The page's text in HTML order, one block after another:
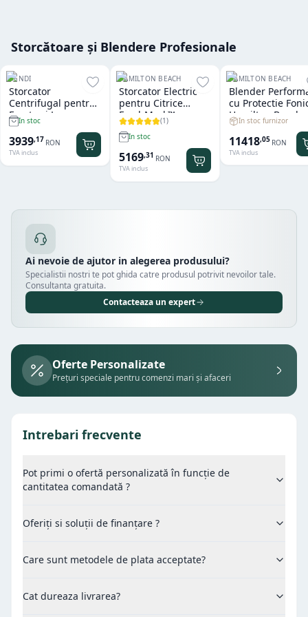
Storcătoare și Blendere Profesionale
HENDI
Storcator
Centrifugal pentru
Fructe si Legume
Hendi
In stoc
3939,17 RON
TVA inclus
HAMILTON BEACH
Storcator Electric
pentru Citrice
FreshMark™
Hamilton Beach
(1)
In stoc
5169,31 RON
TVA inclus
HAMILTON BEACH
Blender
cu Protectie
Hamilton Beach
Summit® Edge
In stoc furnizor
11418,05 RON
TVA inclus
Ai nevoie de ajutor in alegerea produsului?
Specialistii nostri te pot ghida catre produsul potrivit nevoilor tale.
Consultanta gratuita.
Contacteaza un expert
Oferte Personalizate
Prețuri speciale pentru comenzi mari și afaceri
Intrebari frecvente
Pot primi o ofertă personalizată în funcție de
cantitatea comandată ?
Oferiți si soluții de finanțare ?
Care sunt metodele de plata acceptate?
Cat dureaza livrarea?